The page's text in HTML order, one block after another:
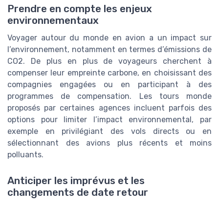
Prendre en compte les enjeux
environnementaux
Voyager autour du monde en avion a un impact sur
l’environnement, notamment en termes d’émissions de
CO2. De plus en plus de voyageurs cherchent à
compenser leur empreinte carbone, en choisissant des
compagnies engagées ou en participant à des
programmes de compensation. Les tours monde
proposés par certaines agences incluent parfois des
options pour limiter l’impact environnemental, par
exemple en privilégiant des vols directs ou en
sélectionnant des avions plus récents et moins
polluants.
Anticiper les imprévus et les
changements de date retour